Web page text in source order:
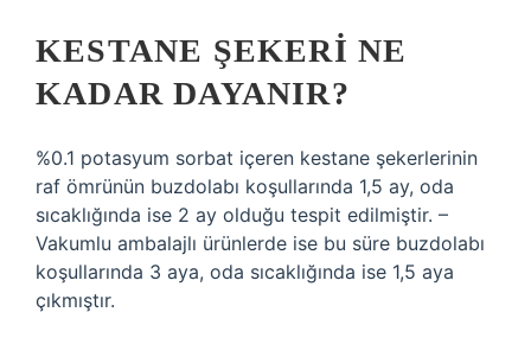
KESTANE ŞEKERI NE
KADAR DAYANIR?
%0.1 potasyum sorbat içeren kestane şekerlerinin
raf ömrünün buzdolabı koşullarında 1,5 ay, oda
sıcaklığında ise 2 ay olduğu tespit edilmiştir. –
Vakumlu ambalajlı ürünlerde ise bu süre buzdolabı
koşullarında 3 aya, oda sıcaklığında ise 1,5 aya
çıkmıştır.